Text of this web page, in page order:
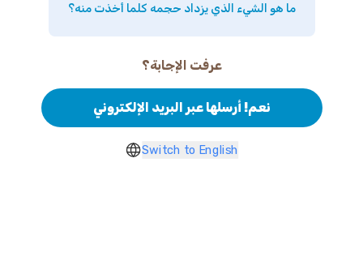
ما هو الشيء الذي يزداد حجمه كلما أخذت منه؟
عرفت الإجابة؟
نعم! أرسلها عبر البريد الإلكتروني
Switch to English